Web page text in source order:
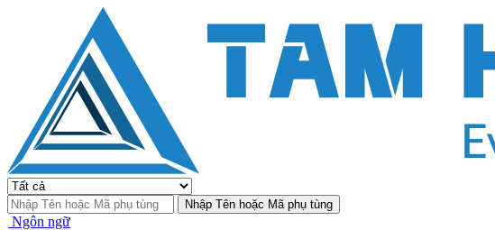
Nhập Tên hoặc Mã phụ tùng
Ngôn ngữ